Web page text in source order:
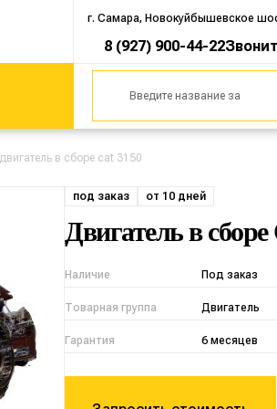
г. Самара, Новокуйбышевское
8 (927) 900-44-22
двигатель в сборе cat 3150
под заказ от 10 дней
Двигатель в
Наличие Под заказ
Товарная группа Двигатель
Гарантия 6 месяцев